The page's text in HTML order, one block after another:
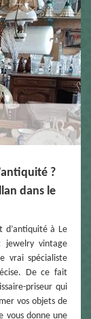
?
dans le
d’antiquité à Le
jewelry vintage
vrai spécialiste
De ce fait
priseur qui
vos objets de
vous donne une